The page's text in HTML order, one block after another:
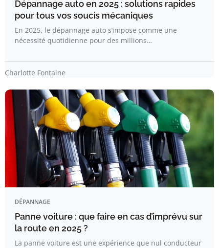
Dépannage auto en 2025 : solutions rapides
pour tous vos soucis mécaniques
En 2025, le dépannage auto s’impose comme une
nécessité quotidienne pour des millions…
Charlotte Fontaine
DÉPANNAGE
Panne voiture : que faire en cas d’imprévu sur
la route en 2025 ?
La panne voiture est une expérience que nul conducteur